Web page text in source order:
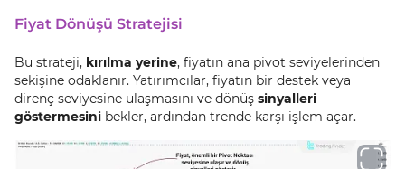
Fiyat Dönüşü Stratejisi
Bu strateji, kırılma yerine, fiyatın ana pivot seviyelerinden
sekişine odaklanır. Yatırımcılar, fiyatın bir destek veya
direnç seviyesine ulaşmasını ve dönüş sinyalleri
göstermesini bekler, ardından trende karşı işlem açar.